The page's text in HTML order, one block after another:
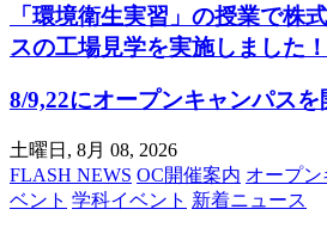
「環境衛生実習」の授業で株
スの工場見学を実施しました！
8/9,22にオープンキャンパスを
土曜日, 8月 08, 2026
FLASH NEWS OC開催案内 オープ
ベント 学科イベント 新着ニュース